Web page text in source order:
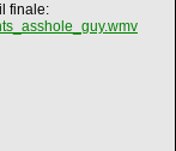
finale: